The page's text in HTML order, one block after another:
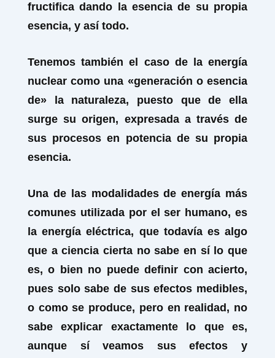
fructifica dando la esencia de su propia
esencia, y así todo.
Tenemos también el caso de la energía
nuclear como una «generación o esencia
de» la naturaleza, puesto que de ella
surge su origen, expresada a través de
sus procesos en potencia de su propia
esencia.
Una de las modalidades de energía más
comunes utilizada por el ser humano, es
la energía eléctrica, que todavía es algo
que a ciencia cierta no sabe en sí lo que
es, o bien no puede definir con acierto,
pues solo sabe de sus efectos medibles,
o como se produce, pero en realidad, no
sabe explicar exactamente lo que es,
aunque sí veamos sus efectos y